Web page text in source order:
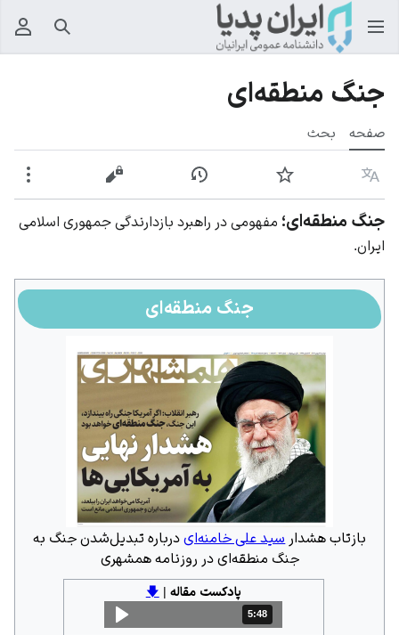
جستجو
جنگ منطقه‌ای
صفحه بحث
زبان پیگیری نمایش تاریخچهنمایش مبدأ
جنگ منطقه‌ای؛ مفهومی در راهبرد بازدارندگی جمهوری اسلامی
ایران.
جنگ منطقه‌ای
بازتاب هشدار سید علی خامنه‌ایدرباره تبدیل‌شدن جنگ به
جنگ منطقه‌ای در روزنامه همشهری
پادکست مقاله |
🡇
مدت: 5 دقیقه و 48 ثانیه
5:48